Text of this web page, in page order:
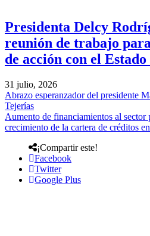
Presidenta Delcy
reunión de trabajo
de acción con el
31 julio, 2026
Abrazo esperanzador del presidente
Tejerías
Aumento de financiamientos al
crecimiento de la cartera de créditos
¡Compartir este!
Facebook
Twitter
Google Plus